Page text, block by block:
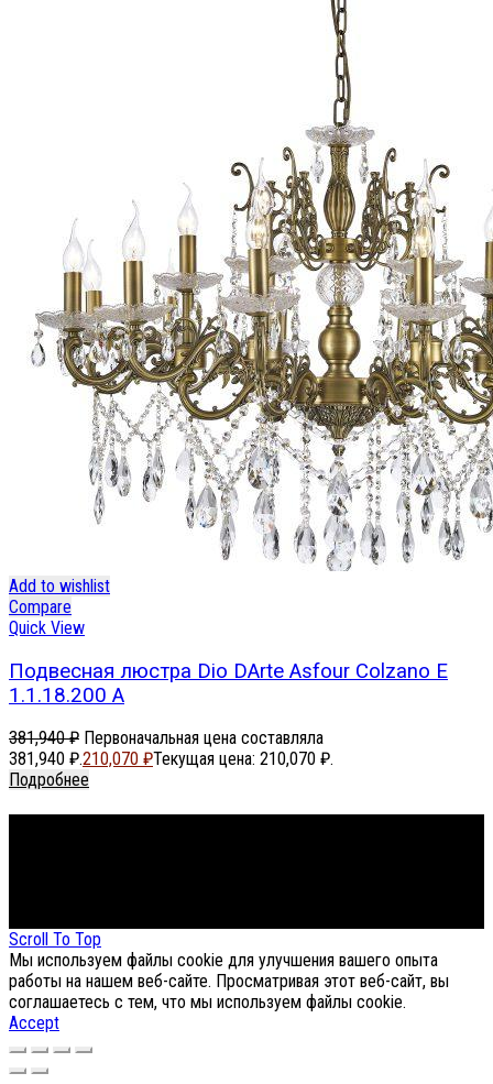
Add to wishlist
Compare
Quick View
Подвесная люстра Dio DArte Asfour Colzano E
1.1.18.200 A
381,940₽ Первоначальная цена составляла
381,940 ₽.210,070 ₽Текущая цена: 210,070 ₽.
Подробнее
Scroll To Top
Мы используем файлы cookie для улучшения вашего опыта
работы на нашем веб-сайте. Просматривая этот веб-сайт, вы
соглашаетесь с тем, что мы используем файлы cookie.
Accept